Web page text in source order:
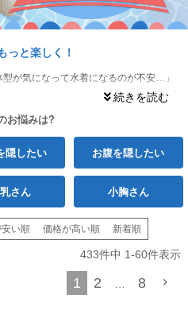
っと楽しく！
型が気になって水着になるのが不安…」
に隠しながら、スタイルを良く見せて
！
、お腹周りをすっきり見せるハイウエス
悩みに応じたカップの形など、選び方ひ
る一着なら周りの視線を気にせず思いっ
寄り添った「勝負水着」をバリエーシ
気に入りの一着を見つけて、自信に満
お悩みは?
隠したい お腹を隠したい
さん 小胸さん
い順 価格が高い順 新着順
433件中 1-60件表示
1 2 8